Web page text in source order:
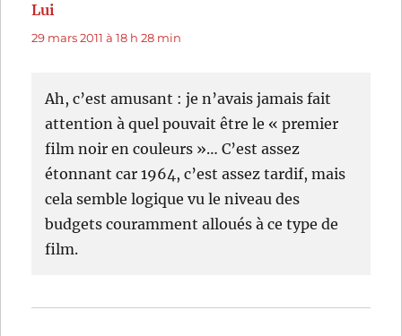
Lui
29 mars 2011 à 18 h 28 min
Ah, c’est amusant : je n’avais jamais fait
attention à quel pouvait être le « premier
film noir en couleurs »… C’est assez
étonnant car 1964, c’est assez tardif, mais
cela semble logique vu le niveau des
budgets couramment alloués à ce type de
film.